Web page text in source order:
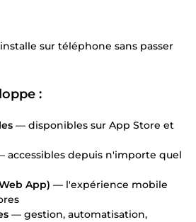
sur téléphone sans passer
:
— disponibles sur App Store et
accessibles depuis n'importe quel
App) — l'expérience mobile
— gestion, automatisation,